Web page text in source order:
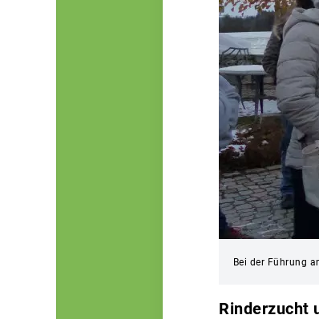
Bei der Führung
Rinderzucht